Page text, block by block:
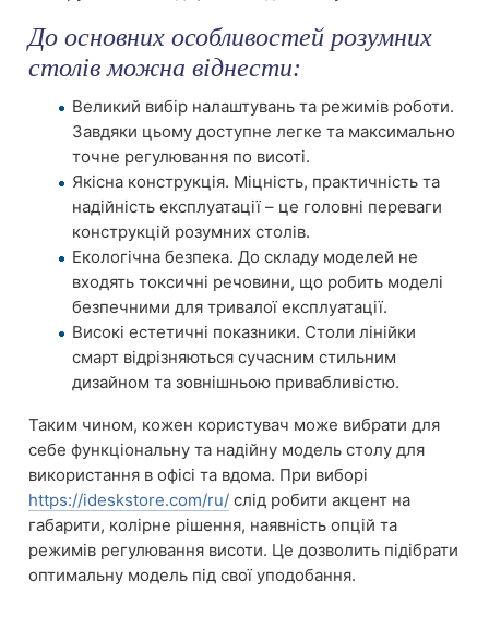
До основних особливостей розумних
столів можна віднести:
Великий вибір налаштувань та режимів роботи.
Завдяки цьому доступне легке та максимально
точне регулювання по висоті.
Якісна конструкція. Міцність, практичність та
надійність експлуатації – це головні переваги
конструкцій розумних столів.
Екологічна безпека. До складу моделей не
входять токсичні речовини, що робить моделі
безпечними для тривалої експлуатації.
Високі естетичні показники. Столи лінійки
смарт відрізняються сучасним стильним
дизайном та зовнішньою привабливістю.
Таким чином, кожен користувач може вибрати для
себе функціональну та надійну модель столу для
використання в офісі та вдома. При виборі
https://ideskstore.com/ru/ слід робити акцент на
габарити, колірне рішення, наявність опцій та
режимів регулювання висоти. Це дозволить підібрати
оптимальну модель під свої уподобання.